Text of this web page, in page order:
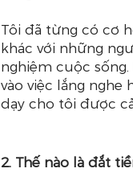
Tôi đã từng có cơ
khác với những
nghiệm cuộc
vào việc lắng nghe
dạy cho tôi được
2. Thế nào là đắt